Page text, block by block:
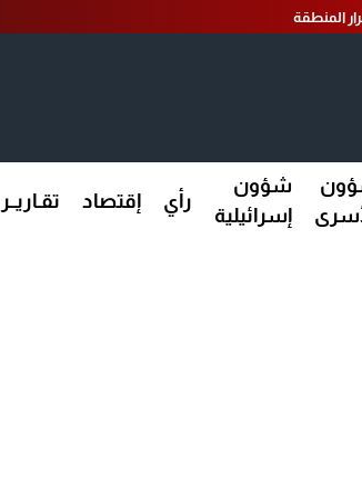
المنطقة
شؤون
إسرائيلية
رأي إقتصاد تقـاريــر